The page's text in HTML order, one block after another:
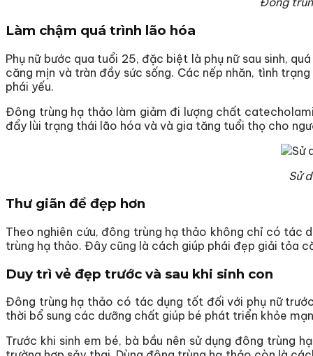
Làm chậm quá trình lão hóa
Phụ nữ bước qua tuổi 25, đặc biệt là phụ nữ sau sinh,
căng mịn và tràn đầy sức sống. Các nếp nhăn, tình
phái yếu.
Đông trùng hạ thảo làm giảm đi lượng chất
đẩy lùi trạng thái lão hóa và và gia tăng tuổi thọ cho
Sử
Thư giãn để đẹp hơn
Theo nghiên cứu, đông trùng hạ thảo không chỉ có tác
trùng hạ thảo. Đây cũng là cách giúp phái đẹp giải tỏa
Duy trì vẻ đẹp trước và sau khi sinh con
Đông trùng hạ thảo có tác dụng tốt đối với phụ nữ
thời bổ sung các dưỡng chất giúp bé phát triển khỏe
Trước khi sinh em bé, bà bầu nên sử dụng đông trùng